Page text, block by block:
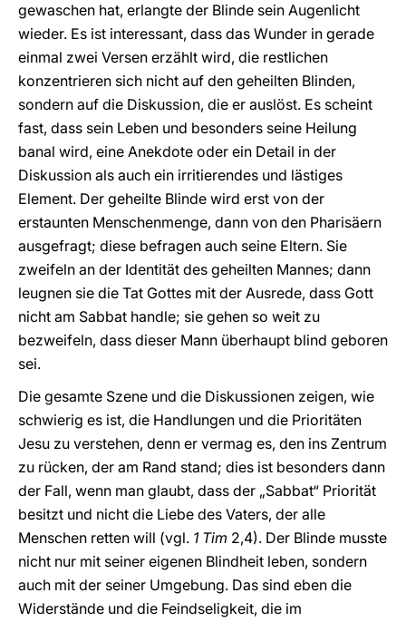
gewaschen hat, erlangte der Blinde sein Augenlicht
wieder. Es ist interessant, dass das Wunder in gerade
einmal zwei Versen erzählt wird, die restlichen
konzentrieren sich nicht auf den geheilten Blinden,
sondern auf die Diskussion, die er auslöst. Es scheint
fast, dass sein Leben und besonders seine Heilung
banal wird, eine Anekdote oder ein Detail in der
Diskussion als auch ein irritierendes und lästiges
Element. Der geheilte Blinde wird erst von der
erstaunten Menschenmenge, dann von den Pharisäern
ausgefragt; diese befragen auch seine Eltern. Sie
zweifeln an der Identität des geheilten Mannes; dann
leugnen sie die Tat Gottes mit der Ausrede, dass Gott
nicht am Sabbat handle; sie gehen so weit zu
bezweifeln, dass dieser Mann überhaupt blind geboren
sei.
Die gesamte Szene und die Diskussionen zeigen, wie
schwierig es ist, die Handlungen und die Prioritäten
Jesu zu verstehen, denn er vermag es, den ins Zentrum
zu rücken, der am Rand stand; dies ist besonders dann
der Fall, wenn man glaubt, dass der „Sabbat“ Priorität
besitzt und nicht die Liebe des Vaters, der alle
Menschen retten will (vgl. 1 Tim 2,4). Der Blinde musste
nicht nur mit seiner eigenen Blindheit leben, sondern
auch mit der seiner Umgebung. Das sind eben die
Widerstände und die Feindseligkeit, die im